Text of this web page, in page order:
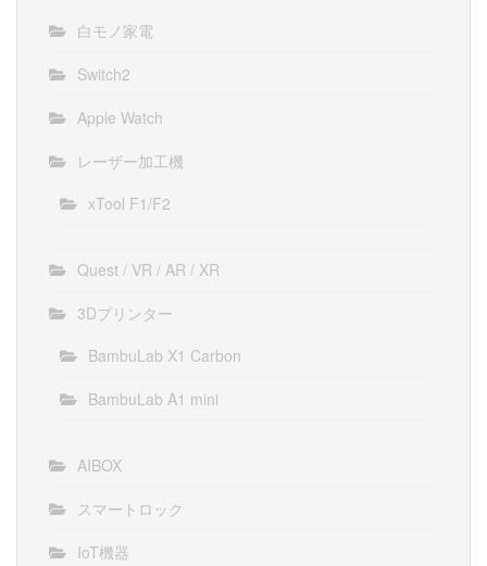
白モノ家電
Switch2
Apple Watch
レーザー加工機
xTool F1/F2
Quest / VR / AR / XR
3Dプリンター
BambuLab X1 Carbon
BambuLab A1 mini
AIBOX
スマートロック
IoT機器